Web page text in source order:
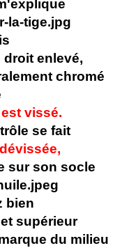
droit enlevé,
chromé
vissé.
se fait
sur son socle
bien
supérieur
du milieu